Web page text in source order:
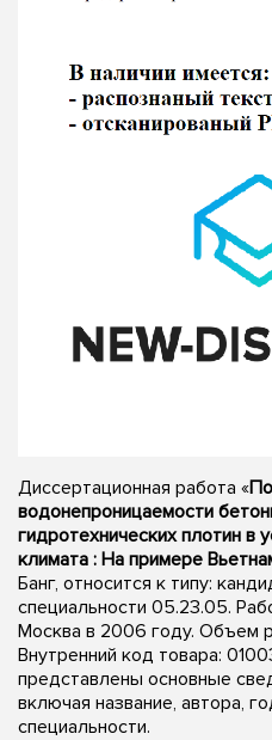
Диссертационная работа «
водонепроницаемости
гидротехнических плотин в
климата : На примере
Банг, относится к типу:
специальности 05.23.05.
Москва в 2006 году. Объем
Внутренний код товара:
представлены основные
включая название, автора,
специальности.